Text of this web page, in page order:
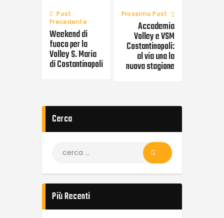
Post
Precedente
Weekend di
fuoco per la
Volley S. Maria
di Costantinopoli
Prossimo Post
Accademia
Volley e VSM
Costantinopoli:
al via una la
nuova stagione
Cerca
Più Recenti